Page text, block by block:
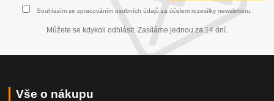
Souhlasím se zpracováním osobních údajů za účelem rozesílky newsletteru.
Můžete se kdykoli odhlásit. Zasíláme jednou za 14 dní.
Vše o nákupu